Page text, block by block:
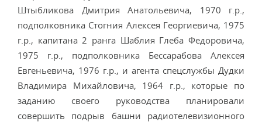
Штыбликова Дмитрия Анатольевича, 1970 г.р.,
подполковника Стогния Алексея Георгиевича, 1975
г.р., капитана 2 ранга Шаблия Глеба Федоровича,
1975 г.р., подполковника Бессарабова Алексея
Евгеньевича, 1976 г.р., и агента спецслужбы Дудки
Владимира Михайловича, 1964 г.р., которые по
заданию своего руководства планировали
совершить подрыв башни радиотелевизионного